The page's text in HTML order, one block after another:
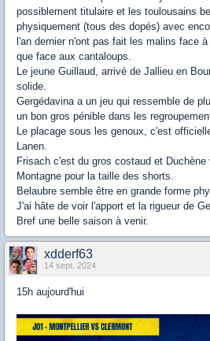
possiblement titulaire et les toulousains
physiquement (tous des dopés) avec
l'an dernier n'ont pas fait les malins face
que face aux cantaloups.
Le jeune Guillaud, arrivé de Jallieu en
solide.
Gergédavina a un jeu qui ressemble de
un bon gros pénible dans les
Le placage sous les genoux, c'est
Lanen.
Frisach c'est du gros costaud et
Montagne pour la taille des shorts.
Belaubre semble être en grande forme
J'ai hâte de voir l'apport et la rigueur de
Bref une belle saison à venir.
xdderf63
14 sept. 2024
15h aujourd'hui